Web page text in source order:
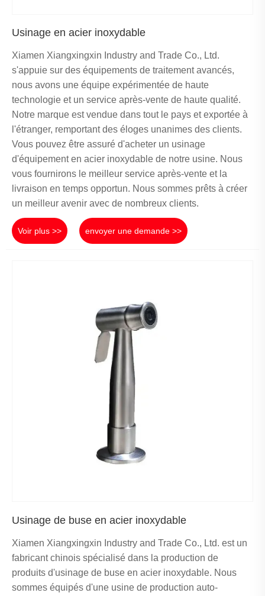
Usinage en acier inoxydable
Xiamen Xiangxingxin Industry and Trade Co., Ltd.
s'appuie sur des équipements de traitement avancés,
nous avons une équipe expérimentée de haute
technologie et un service après-vente de haute qualité.
Notre marque est vendue dans tout le pays et exportée à
l'étranger, remportant des éloges unanimes des clients.
Vous pouvez être assuré d'acheter un usinage
d'équipement en acier inoxydable de notre usine. Nous
vous fournirons le meilleur service après-vente et la
livraison en temps opportun. Nous sommes prêts à créer
un meilleur avenir avec de nombreux clients.
Voir plus >> envoyer une demande >>
Usinage de buse en acier inoxydable
Xiamen Xiangxingxin Industry and Trade Co., Ltd. est un
fabricant chinois spécialisé dans la production de
produits d'usinage de buse en acier inoxydable. Nous
sommes équipés d'une usine de production auto-